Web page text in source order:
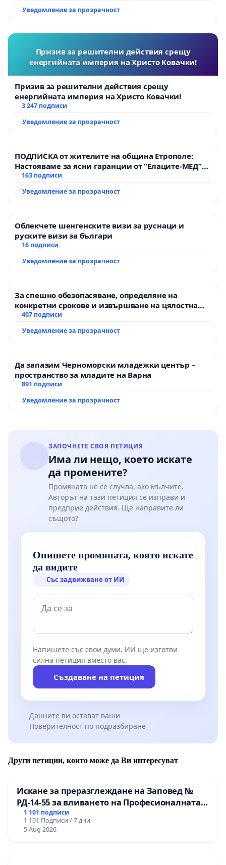
Уведомление за прозрачност
Призив за решителни действия срещу
енергийната империя на Христо Ковачки!
Призив за решителни действия срещу
енергийната империя на Христо Ковачки!
3 247 подписи
Уведомление за прозрачност
ПОДПИСКА от жителите на община Етрополе:
Настояваме за ясни гаранции от “Елаците-МЕД”
АД и от държавата, че ще се изпълнят всички
163 подписи
Уведомление за прозрачност
Облекчете шенгенските визи за руснаци и
руските визи за българи
16 подписи
Уведомление за прозрачност
За спешно обезопасяване, определяне на
конкретни срокове и извършване на цялостна
рехабилитация на републиканския път между
Мирово - к.к. Момин проход
407 подписи
Уведомление за прозрачност
Да запазим Черноморски младежки център –
пространство за младите на Варна
891 подписи
Уведомление за прозрачност
ЗАПОЧНЕТЕ СВОЯ ПЕТИЦИЯ
Има ли нещо, което искате
да промените?
Промяната не се случва, ако мълчите.
Авторът на тази петиция се изправи и
предприе действия. Ще направите ли
същото?
Опишете промяната, която искате
да видите
Със задвижване от ИИ
Напишете със свои думи. ИИ ще изготви
силна петиция вместо вас.
Създаване на петиция
Данните ви остават ваши
Поверителност по подразбиране
Други петиции, които може да Ви интересуват
Искане за преразглеждане на Заповед №
РД-14-55 за вливането на Професионалната
гимназия по промишлени технологии в
Професионалната гимназия по икономика и
мениджмънт – гр. Пазарджик
1 101 подписи
1 101 Подписи / 7 дни
5 Aug 2026